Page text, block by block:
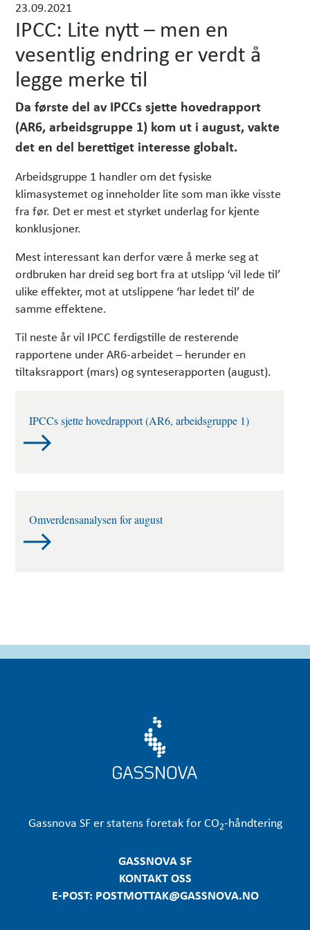
h
e
e
r
23.09.2021
IPCC: Lite nytt – men en
vesentlig endring er verdt å
legge merke til
Da første del avIPCCs sjette hovedrapport
(AR6, arbeidsgruppe 1) kom ut i august, vakte
det en del berettiget interesse globalt.
Arbeidsgruppe 1 handler om det fysiske
klimasystemet og inneholder lite som man ikke visste
fra før. Det er mest et styrket underlag for kjente
konklusjoner.
Mest interessant kan derfor være å merke seg at
ordbruken har dreid seg bort fra at utslipp ‘vil lede til’
ulike effekter, mot at utslippene ‘har ledet til’ de
samme effektene.
Til neste år vil IPCC ferdigstille de resterende
rapportene under AR6-arbeidet – herunder en
tiltaksrapport (mars) og synteserapporten (august).
IPCCs sjette hovedrapport (AR6, arbeidsgruppe 1)
Omverdensanalysen for august
Gassnova SF er statens foretak for CO2-håndtering
GASSNOVA SF
KONTAKT OSS
E-POST: POSTMOTTAK@GASSNOVA.NO